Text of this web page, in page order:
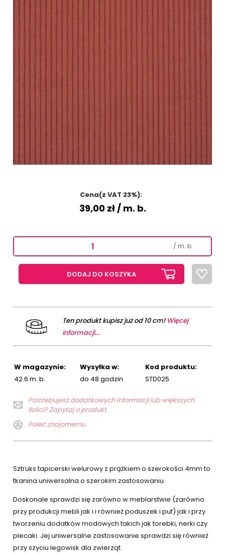
Cena(z VAT 23%):
39,00 zł/ m. b.
/ m. b.
DODAJ DO KOSZYKA
Ten produkt kupisz już od 10 cm! Więcej
informacji...
W magazynie:
42.6 m. b.
Wysyłka w:
do 48 godzin
Kod produktu:
STD025
Potrzebujesz dodatkowych informacji lub większych
ilości? Zapytaj o produkt
Poleć znajomemu
Sztruks tapicerski welurowy z prążkiem o szerokości 4mm to
tkanina uniwersalna o szerokim zastosowaniu.
Doskonale sprawdzi się zarówno w meblarstwie (zarówno
przy produkcji mebli jak i i również poduszek i puf) jak i przy
tworzeniu dodatków modowych takich jak torebki, nerki czy
plecaki. Jej uniwersalne zastosowanie sprawdzi się również
przy szyciu legowisk dla zwierząt.